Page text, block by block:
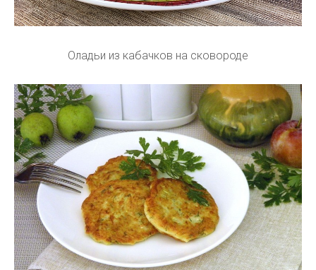
Оладьи из кабачков на сковороде